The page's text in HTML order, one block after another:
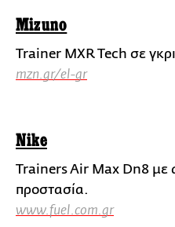
Mizuno
Trainer MXR Tech σε
mzn.gr/el-gr
Nike
Trainers Air Max Dn8 με
προστασία.
www.fuel.com.gr